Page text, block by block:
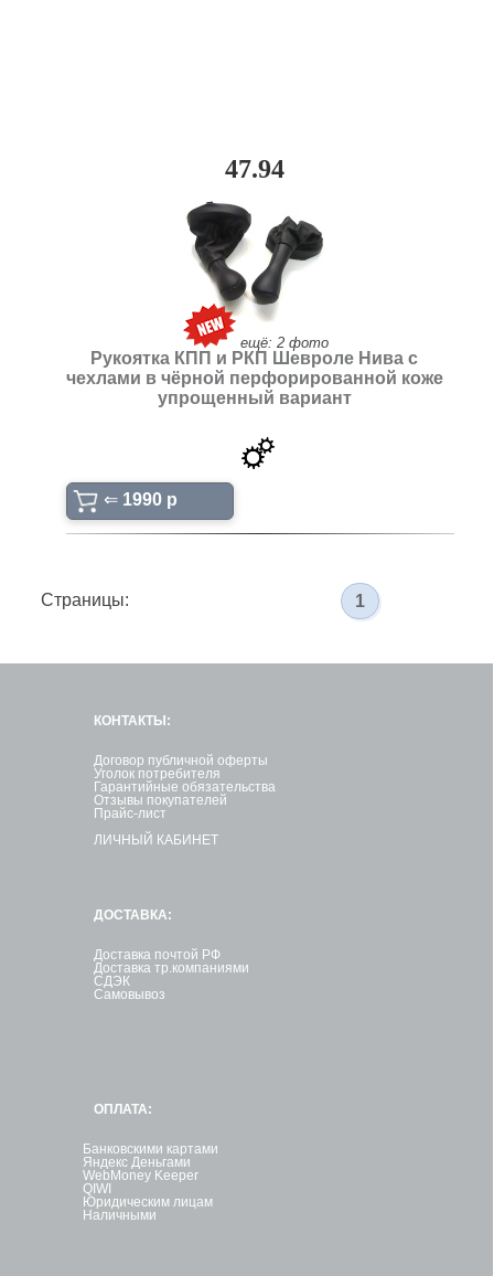
47.94
ещё: 2 фото
Рукоятка КПП и РКП Шевроле Нива с
чехлами в чёрной перфорированной коже
упрощенный вариант
⇐ 1990 p
Страницы: 1
КОНТАКТЫ:
Договор публичной оферты
Уголок потребителя
Гарантийные обязательства
Отзывы покупателей
Прайс-лист
ЛИЧНЫЙ КАБИНЕТ
ДОСТАВКА:
Доставка почтой РФ
Доставка тр.компаниями
СДЭК
Самовывоз
ОПЛАТА:
Банковскими картами
Яндекс Деньгами
WebMoney Keeper
QIWI
Юридическим лицам
Наличными